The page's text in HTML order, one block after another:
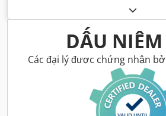
DẤU
Các đại lý được chứng nhận